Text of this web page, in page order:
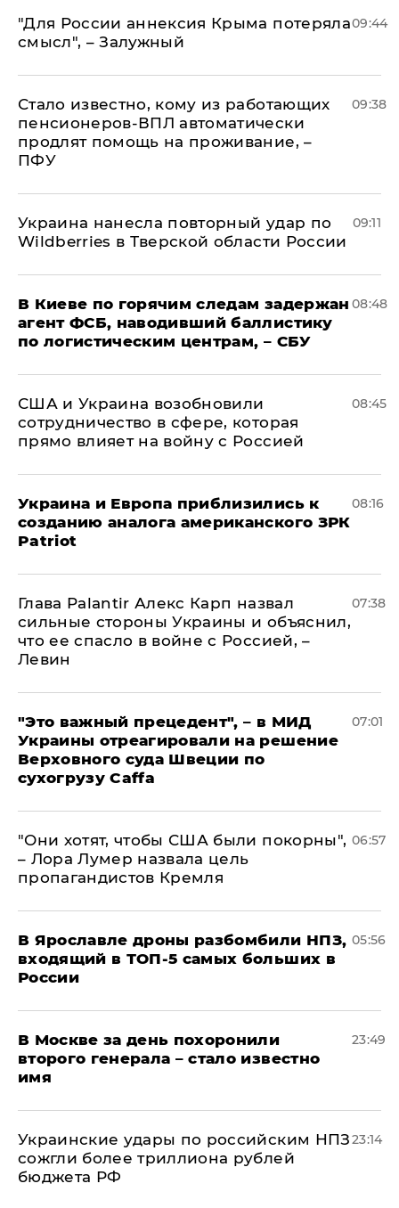
"Для России аннексия Крыма потеряла
смысл", – Залужный
09:44
Стало известно, кому из работающих
пенсионеров-ВПЛ автоматически
продлят помощь на проживание, –
ПФУ
09:38
Украина нанесла повторный удар по
Wildberries в Тверской области России
09:11
В Киеве по горячим следам задержан
агент ФСБ, наводивший баллистику
по логистическим центрам, – СБУ
08:48
США и Украина возобновили
сотрудничество в сфере, которая
прямо влияет на войну с Россией
08:45
Украина и Европа приблизились к
созданию аналога американского ЗРК
Patriot
08:16
Глава Palantir Алекс Карп назвал
сильные стороны Украины и объяснил,
что ее спасло в войне с Россией, –
Левин
07:38
"Это важный прецедент", – в МИД
Украины отреагировали на решение
Верховного суда Швеции по
сухогрузу Caffa
07:01
"Они хотят, чтобы США были покорны",
– Лора Лумер назвала цель
пропагандистов Кремля
06:57
В Ярославле дроны разбомбили НПЗ,
входящий в ТОП-5 самых больших в
России
05:56
В Москве за день похоронили
второго генерала – стало известно
имя
23:49
Украинские удары по российским НПЗ
сожгли более триллиона рублей
бюджета РФ
23:14